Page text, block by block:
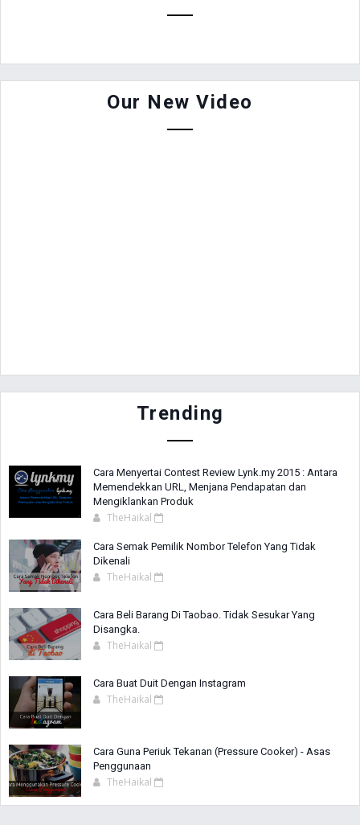
Our New Video
Trending
Cara Menyertai Contest Review Lynk.my 2015 : Antara
Memendekkan URL, Menjana Pendapatan dan
Mengiklankan Produk
TheHaikal
Cara Semak Pemilik Nombor Telefon Yang Tidak
Dikenali
TheHaikal
Cara Beli Barang Di Taobao. Tidak Sesukar Yang
Disangka.
TheHaikal
Cara Buat Duit Dengan Instagram
TheHaikal
Cara Guna Periuk Tekanan (Pressure Cooker) - Asas
Penggunaan
TheHaikal